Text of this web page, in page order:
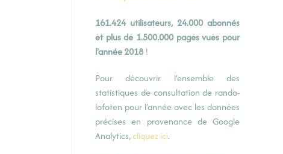
161.424 utilisateurs, 24.000 abonnés
et plus de 1.500.000 pages vues pour
l'année 2018!
Pour découvrir l’ensemble des
statistiques de consultation de rando-
lofoten pour l'année avec les données
précises en provenance de Google
Analytics,cliquez ici.